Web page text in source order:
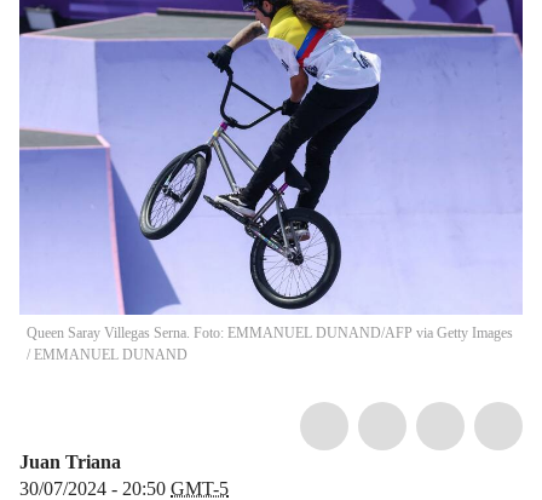
Queen Saray Villegas Serna. Foto: EMMANUEL DUNAND/AFP via Getty Images
/ EMMANUEL DUNAND
Juan Triana
30/07/2024 - 20:50 GMT-5